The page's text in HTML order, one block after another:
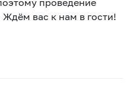
проведение
Ждём вас к нам в гости!